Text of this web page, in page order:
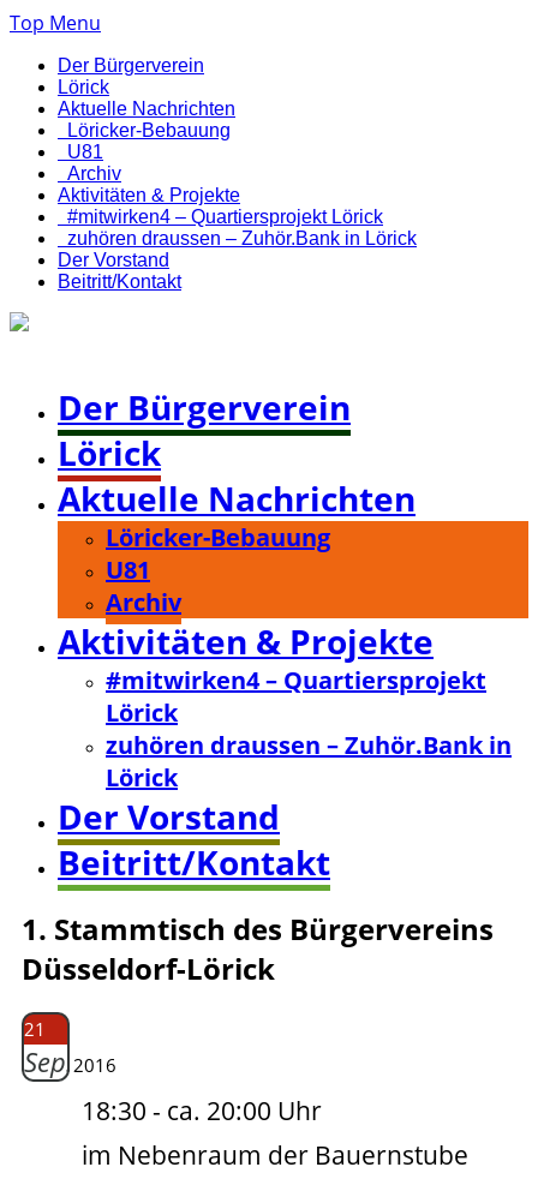
Top Menu
Der Bürgerverein
Lörick
Aktuelle Nachrichten
Löricker-Bebauung
U81
Archiv
Aktivitäten & Projekte
#mitwirken4 – Quartiersprojekt Lörick
zuhören draussen – Zuhör.Bank in Lörick
Der Vorstand
Beitritt/Kontakt
Der Bürgerverein
Lörick
Aktuelle Nachrichten
Löricker-Bebauung
U81
Archiv
Aktivitäten & Projekte
#mitwirken4 – Quartiersprojekt
Lörick
zuhören draussen – Zuhör.Bank in
Lörick
Der Vorstand
Beitritt/Kontakt
1. Stammtisch des Bürgervereins
Düsseldorf-Lörick
21
Sep. 2016
18:30 - ca. 20:00 Uhr
im Nebenraum der Bauernstube